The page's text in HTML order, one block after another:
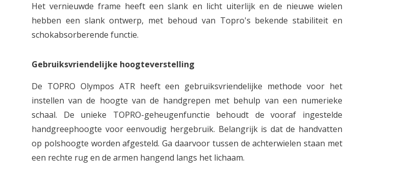
Het vernieuwde frame heeft een slank en licht uiterlijk en de nieuwe wielen
hebben een slank ontwerp, met behoud van Topro's bekende stabiliteit en
schokabsorberende functie.
Gebruiksvriendelijke hoogteverstelling
De TOPRO Olympos ATR heeft een gebruiksvriendelijke methode voor het
instellen van de hoogte van de handgrepen met behulp van een numerieke
schaal. De unieke TOPRO-geheugenfunctie behoudt de vooraf ingestelde
handgreephoogte voor eenvoudig hergebruik. Belangrijk is dat de handvatten
op polshoogte worden afgesteld. Ga daarvoor tussen de achterwielen staan met
een rechte rug en de armen hangend langs het lichaam.